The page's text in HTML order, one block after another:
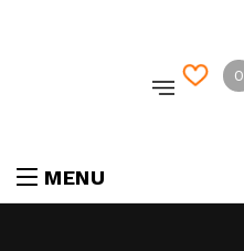
0
MENU